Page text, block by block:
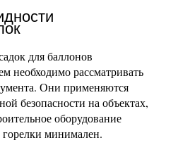
для баллонов
необходимо рассматривать
Они применяются
безопасности на объектах,
оборудование
минимален.